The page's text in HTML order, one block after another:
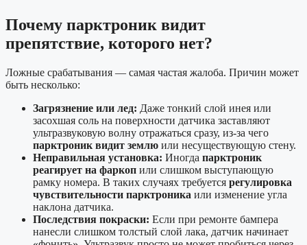
Почему парктроник видит
препятствие, которого нет?
Ложные срабатывания — самая частая жалоба. Причин может
быть несколько:
Загрязнение или лед: Даже тонкий слой инея или
засохшая соль на поверхности датчика заставляют
ультразвуковую волну отражаться сразу, из-за чего
парктроник видит землю или несуществующую стену.
Неправильная установка: Иногда парктроник
реагирует на фаркоп или слишком выступающую
рамку номера. В таких случаях требуется регулировка
чувствительности парктроника или изменение угла
наклона датчика.
Последствия покраски: Если при ремонте бампера
нанесли слишком толстый слой лака, датчик начинает